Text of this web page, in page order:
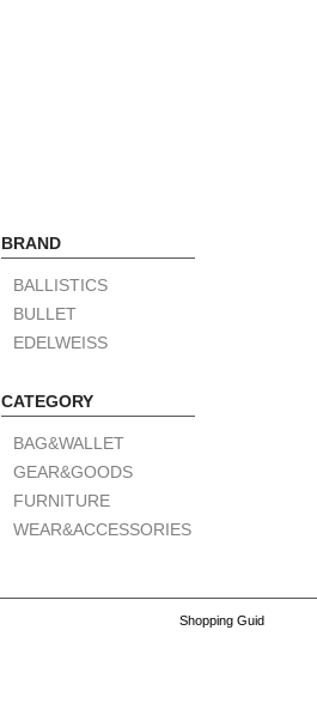
BRAND
BALLISTICS
BULLET
EDELWEISS
CATEGORY
BAG&WALLET
GEAR&GOODS
FURNITURE
WEAR&ACCESSORIES
Shopping Guid